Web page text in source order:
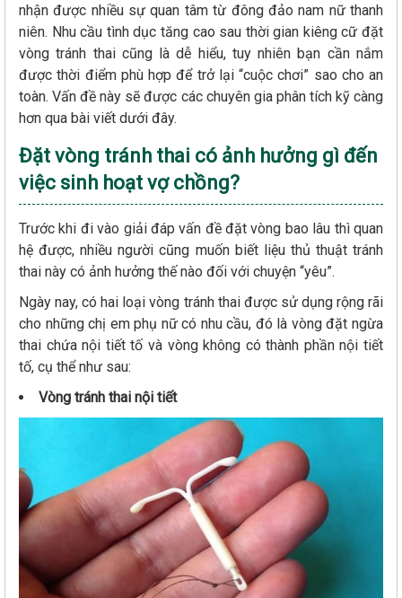
nhận được nhiều sự quan tâm từ đông đảo nam nữ thanh
niên. Nhu cầu tình dục tăng cao sau thời gian kiêng cữ đặt
vòng tránh thai cũng là dễ hiểu, tuy nhiên bạn cần nắm
được thời điểm phù hợp để trở lại “cuộc chơi” sao cho an
toàn. Vấn đề này sẽ được các chuyên gia phân tích kỹ càng
hơn qua bài viết dưới đây.
Đặt vòng tránh thai có ảnh hưởng gì đến
việc sinh hoạt vợ chồng?
Trước khi đi vào giải đáp vấn đề đặt vòng bao lâu thì quan
hệ được, nhiều người cũng muốn biết liệu thủ thuật tránh
thai này có ảnh hưởng thế nào đối với chuyện “yêu”.
Ngày nay, có hai loại vòng tránh thai được sử dụng rộng rãi
cho những chị em phụ nữ có nhu cầu, đó là vòng đặt ngừa
thai chứa nội tiết tố và vòng không có thành phần nội tiết
tố, cụ thể như sau:
Vòng tránh thai nội tiết